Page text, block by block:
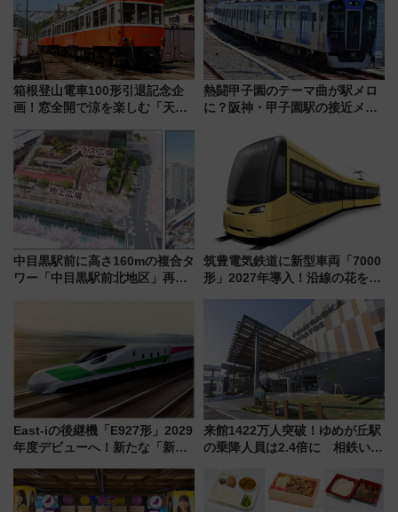
箱根登山電車100形引退記念企
画！窓全開で涼を楽しむ「天然
発売
熱闘甲子園のテーマ曲が駅メロ
に？阪神・甲子園駅の接近メロ
谷実アレンジの特別仕様へ、8月
5日始発から
中目黒駅前に高さ160mの複合タ
ワー「中目黒駅前北地区」再開
筑豊電気鉄道に新型車両「7000
形」2027年導入！沿線の花をイ
内は落ち着いたゆとりある空間
East-iの後継機「E927形」2029
年度デビューへ！新たな「新幹
説【JR東日本】
来館1422万人突破！ゆめが丘駅
の乗降人員は2.4倍に 相鉄いず
年祭にそうにゃん＆DB.スター
マンが登場